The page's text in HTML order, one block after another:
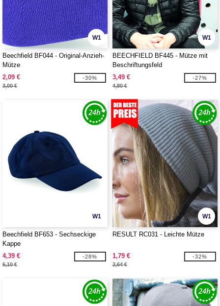
W1
Beechfield BF044 - Original-Anzieh-
Mütze
2,09 €
3,00 €
-30%
W1
BEECHFIELD BF445 - Mütze mit
Beschriftungsfeld
3,49 €
4,80 €
-27%
W1
Beechfield BF653 - Sechseckige
Kappe
4,39 €
6,10 €
-28%
W1
RESULT RC031 - Leichte Mütze
1,79 €
2,64 €
-32%